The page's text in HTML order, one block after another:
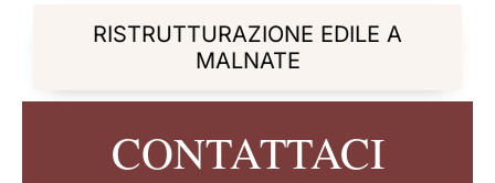
RISTRUTTURAZIONE EDILE A
MALNATE
CONTATTACI